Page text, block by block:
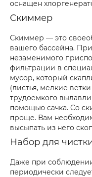
оснащен
Скиммер
Скиммер — это
вашего бассейна.
незаменимого
фильтрации в
мусор, который
(листья, мелкие
трудоемкого
помощью сачка. Со
проще. Вам
высыпать из него
Набор для
Даже при
периодически